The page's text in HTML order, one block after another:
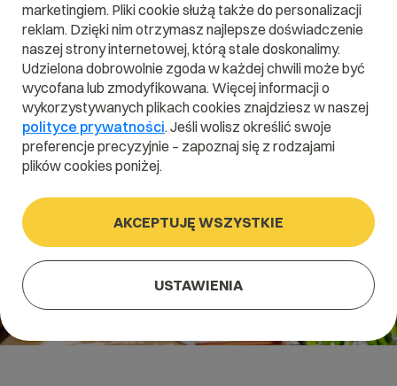
19 grudnia 2025 ok.3min
marketingiem. Pliki cookie służą także do personalizacji
reklam. Dzięki nim otrzymasz najlepsze doświadczenie
naszej strony internetowej, którą stale doskonalimy.
Udzielona dobrowolnie zgoda w każdej chwili może być
wycofana lub zmodyfikowana. Więcej informacji o
wykorzystywanych plikach cookies znajdziesz w naszej
polityce prywatności. Jeśli wolisz określić swoje
preferencje precyzyjnie – zapoznaj się z rodzajami
plików cookies poniżej.
AKCEPTUJĘ WSZYSTKIE
USTAWIENIA